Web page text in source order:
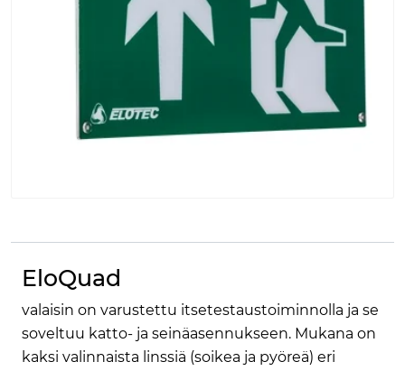
EloQuad
valaisin on varustettu itsetestaustoiminnolla ja se
soveltuu katto- ja seinäasennukseen. Mukana on
kaksi valinnaista linssiä (soikea ja pyöreä) eri